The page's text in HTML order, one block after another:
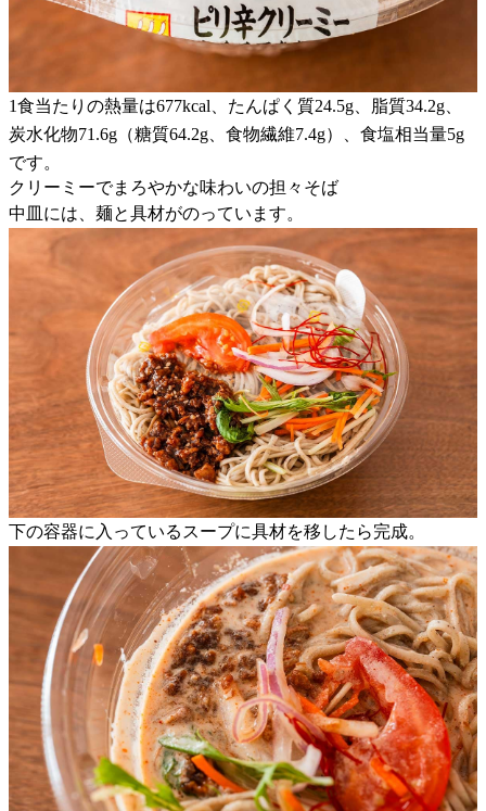
1食当たりの熱量は677kcal、たんぱく質24.5g、脂質34.2g、
炭水化物71.6g（糖質64.2g、食物繊維7.4g）、食塩相当量5g
です。
クリーミーでまろやかな味わいの担々そば
中皿には、麺と具材がのっています。
下の容器に入っているスープに具材を移したら完成。